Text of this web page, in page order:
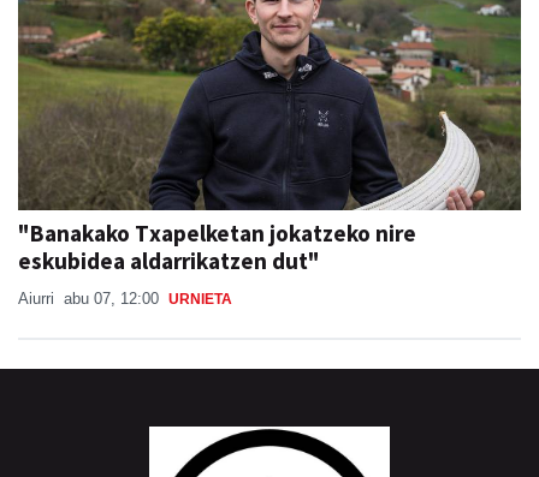
"Banakako Txapelketan jokatzeko nire
eskubidea aldarrikatzen dut"
Aiurri abu 07, 12:00 URNIETA